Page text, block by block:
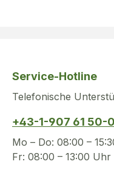
Service-Hotline
Telefonische
+43-1-907 61 50-0
Mo – Do: 08:00 –
Fr: 08:00 – 13:00 Uhr